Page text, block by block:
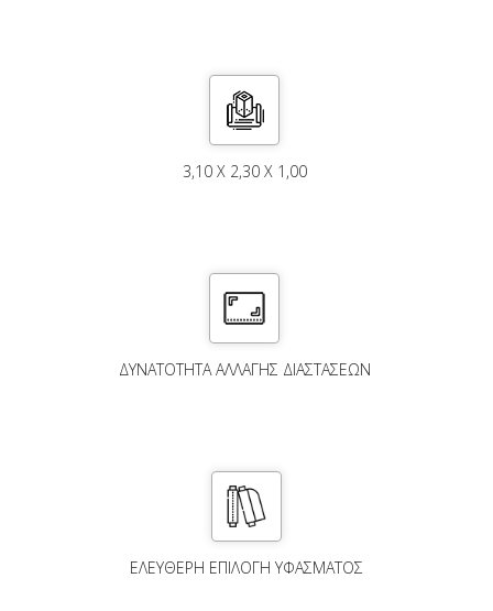
3,10 X 2,30 X 1,00
ΔΥΝΑΤΌΤΗΤΑ ΑΛΛΑΓΉΣ ΔΙΑΣΤΆΣΕΩΝ
ΕΛΕΎΘΕΡΗ ΕΠΙΛΟΓΉ ΥΦΆΣΜΑΤΟΣ